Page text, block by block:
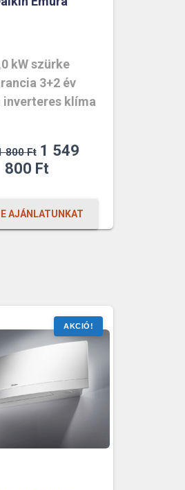
kW szürke
3+2 év
inverteres klíma
800Ft Original
price
611
1 549
800 FtCurrent
1
AJÁNLATUNKAT